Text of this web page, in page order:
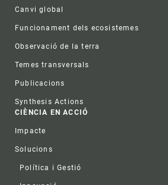
Canvi global
Funcionament dels ecosistemes
Observació de la terra
Temes transversals
Publicacions
Synthesis Actions
CIÈNCIA EN ACCIÓ
Impacte
Solucions
Política i Gestió